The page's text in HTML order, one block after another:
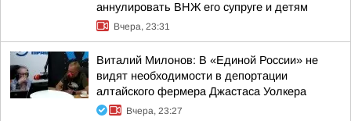
аннулировать ВНЖ его супруге и детям
Вчера, 23:31
Виталий Милонов: В «Единой России» не
видят необходимости в депортации
алтайского фермера Джастаса Уолкера
Вчера, 23:27